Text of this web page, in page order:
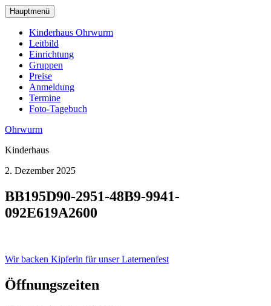
zum
Hauptinhalt
wechseln
Hauptmenü
Kinderhaus Ohrwurm
Leitbild
Einrichtung
Gruppen
Preise
Anmeldung
Termine
Foto-Tagebuch
Ohrwurm
Kinderhaus
2. Dezember 2025
BB195D90-2951-48B9-9941-
092E619A2600
Beitragsnavigation
Wir backen Kipferln für unser Laternenfest
Öffnungszeiten